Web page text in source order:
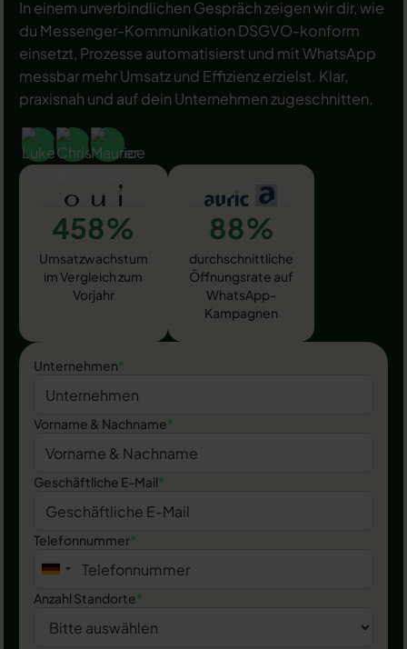
In einem unverbindlichen Gespräch zeigen wir dir, wie
du Messenger-Kommunikation DSGVO-konform
einsetzt, Prozesse automatisierst und mit WhatsApp
messbar mehr Umsatz und Effizienz erzielst. Klar,
praxisnah und auf dein Unternehmen zugeschnitten.
458%
Umsatzwachstum
im Vergleich zum
Vorjahr
88%
durchschnittliche
Öffnungsrate auf
WhatsApp-
Kampagnen
Unternehmen*
Vorname & Nachname*
Geschäftliche E-Mail*
Telefonnummer*
Anzahl Standorte*